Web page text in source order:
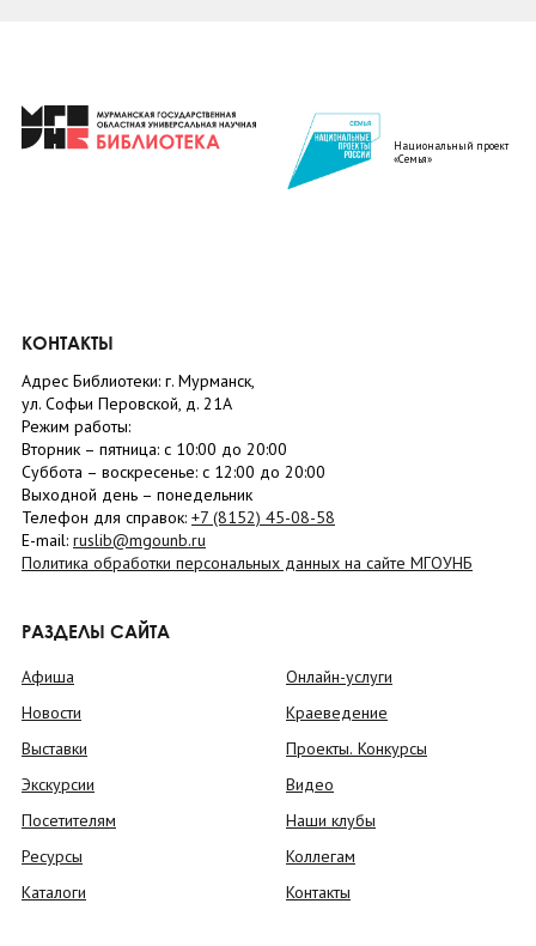
Национальный проект
«Семья»
КОНТАКТЫ
Адрес Библиотеки: г. Мурманск,
ул. Софьи Перовской, д. 21А
Режим работы:
Вторник – пятница: с 10:00 до 20:00
Суббота – воскресенье: c 12:00 до 20:00
Выходной день – понедельник
Телефон для справок: +7 (8152) 45-08-58
E-mail: ruslib@mgounb.ru
Политика обработки персональных данных на сайте МГОУНБ
РАЗДЕЛЫ САЙТА
Афиша
Новости
Выставки
Экскурсии
Посетителям
Ресурсы
Каталоги
Онлайн-услуги
Краеведение
Проекты. Конкурсы
Видео
Наши клубы
Коллегам
Контакты